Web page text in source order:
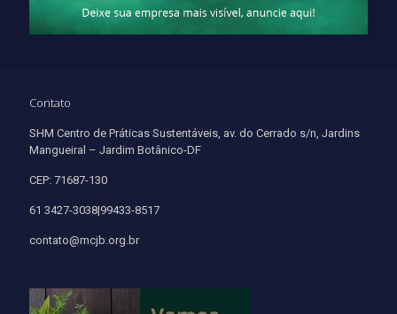
Contato
SHM Centro de Práticas Sustentáveis, av. do Cerrado s/n, Jardins
Mangueiral – Jardim Botânico-DF
CEP: 71687-130
61 3427-3038|99433-8517
contato@mcjb.org.br